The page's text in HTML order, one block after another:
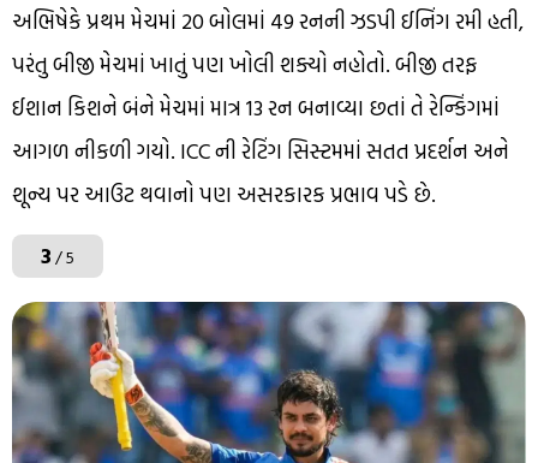
અભિષેકે પ્રથમ મેચમાં 20 બોલમાં 49 રનની ઝડપી ઈનિંગ રમી હતી,
પરંતુ બીજી મેચમાં ખાતું પણ ખોલી શક્યો નહોતો. બીજી તરફ
ઈશાન કિશને બંને મેચમાં માત્ર 13 રન બનાવ્યા છતાં તે રેન્કિંગમાં
આગળ નીકળી ગયો. ICC ની રેટિંગ સિસ્ટમમાં સતત પ્રદર્શન અને
શૂન્ય પર આઉટ થવાનો પણ અસરકારક પ્રભાવ પડે છે.
3/ 5